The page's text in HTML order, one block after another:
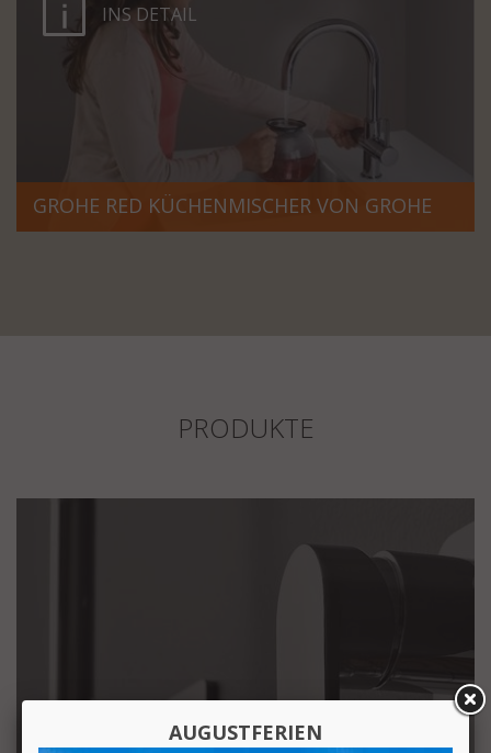
INS DETAIL
GROHE RED KÜCHENMISCHER VON GROHE
PRODUKTE
AUGUSTFERIEN